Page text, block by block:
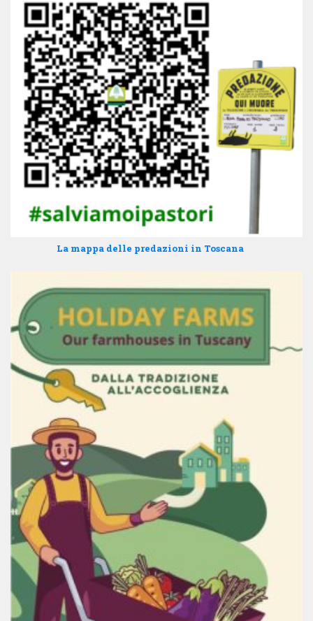
La mappa delle predazioni in Toscana